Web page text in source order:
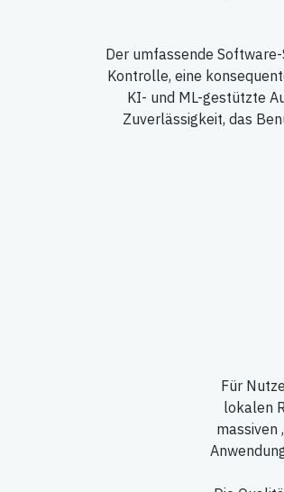
Der umfassende
Kontrolle, eine
KI- und ML-gestützte
Zuverlässigkeit, das
Für
lokalen
massiven